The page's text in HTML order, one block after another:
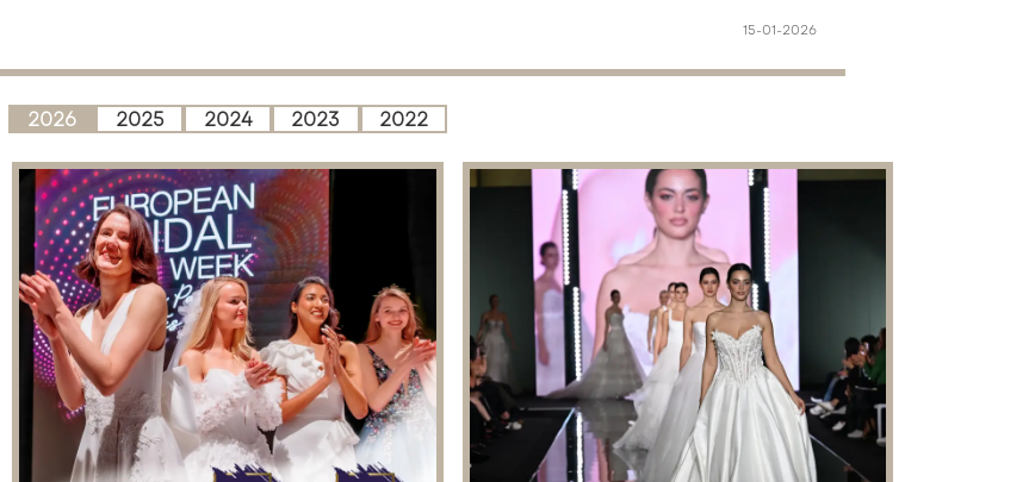
15-01-2026
2026 2025 2024 2023 2022